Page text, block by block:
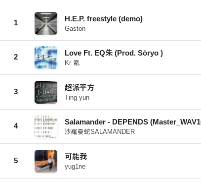
1 H.E.P. freestyle (demo)
Gaston
2 Love Ft. EQ朱 (Prod. Sōryo )
Kr 氪
3 超派平方
Ting yun
4 Salamander - DEPENDS
沙羅曼蛇SALAMANDER
5 可能我
yug1ne